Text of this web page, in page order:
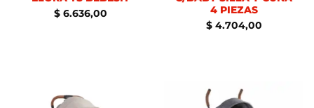
$6.636,00
4 PIEZAS
$4.704,00